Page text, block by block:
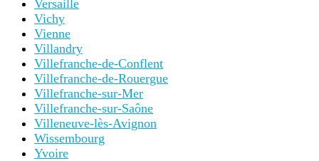
Versaille
Vichy
Vienne
Villandry
Villefranche-de-Conflent
Villefranche-de-Rouergue
Villefranche-sur-Mer
Villefranche-sur-Saône
Villeneuve-lès-Avignon
Wissembourg
Yvoire